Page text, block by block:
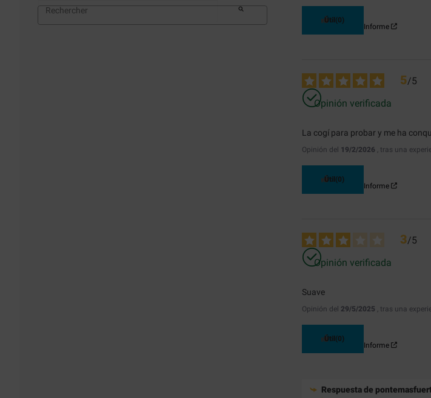
Útil (0)
Informe
5/5
Opinión verificada
La cogí para probar y me ha
Opinión del 19/2/2026 , tras una
Útil (0)
Informe
3/5
Opinión verificada
Suave
Opinión del 29/5/2025 , tras una
Útil (0)
Informe
Respuesta de